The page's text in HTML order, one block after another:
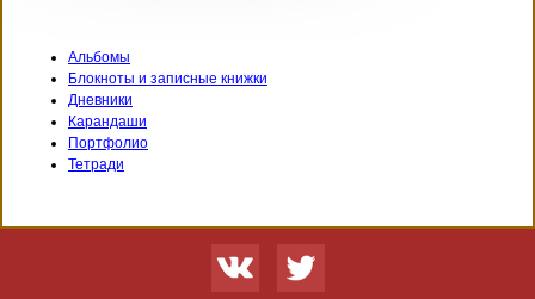
Альбомы
Блокноты и записные книжки
Дневники
Карандаши
Портфолио
Тетради